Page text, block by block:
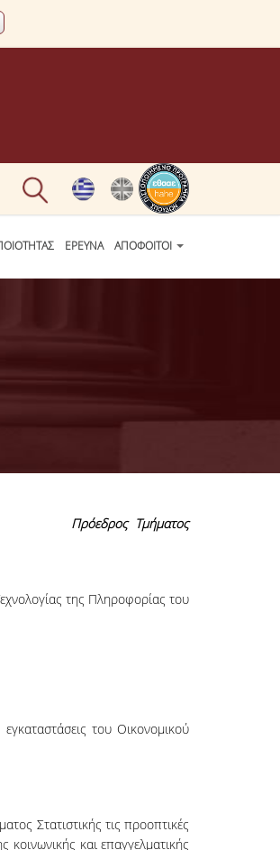
ΕΡΕΥΝΑ ΑΠΟΦΟΙΤΟΙ
Πρόεδρος Τμήματος
της Πληροφορίας του
του Οικονομικού
Στατιστικής τις προοπτικές
και επαγγελματικής